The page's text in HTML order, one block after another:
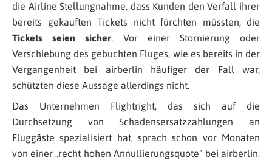
die Airline Stellungnahme, dass Kunden den Verfall ihrer
bereits gekauften Tickets nicht fürchten müssten, die
Tickets seien sicher. Vor einer Stornierung oder
Verschiebung des gebuchten Fluges, wie es bereits in der
Vergangenheit bei airberlin häufiger der Fall war,
schützten diese Aussage allerdings nicht.
Das Unternehmen Flightright, das sich auf die
Durchsetzung von Schadensersatzzahlungen an
Fluggäste spezialisiert hat, sprach schon vor Monaten
von einer „recht hohen Annullierungsquote“ bei airberlin.